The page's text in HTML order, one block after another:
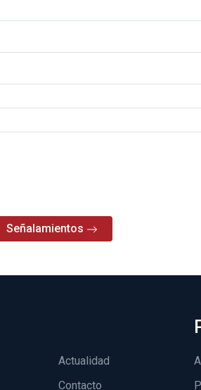
Señalamientos
Actualidad
Contacto